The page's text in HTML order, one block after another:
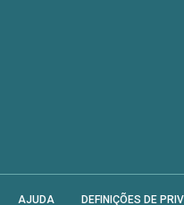
AJUDA DEFINIÇÕES DE